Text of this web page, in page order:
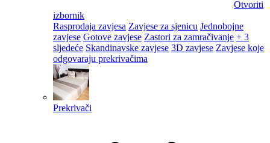
Otvoriti
izbornik
Rasprodaja zavjesa Zavjese za sjenicu Jednobojne
zavjese Gotove zavjese Zastori za zamračivanje + 3
sljedeće Skandinavske zavjese 3D zavjese Zavjese koje
odgovaraju prekrivačima
Prekrivači